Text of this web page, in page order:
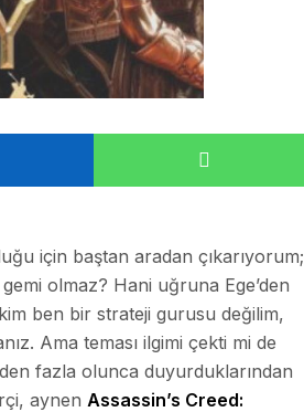
için baştan aradan çıkarıyorum;
olmaz? Hani uğruna Ege’den
ben bir strateji gurusu değilim,
Ama teması ilgimi çekti mi de
fazla olunca duyurduklarından
aynen Assassin’s Creed: